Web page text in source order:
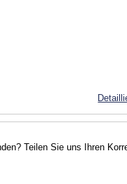
Teilen Sie uns Ihren